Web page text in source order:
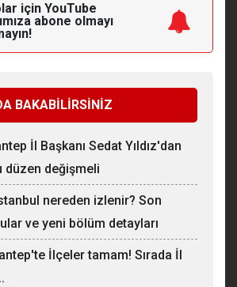
için YouTube
abone olmayı
BAKABİLİRSİNİZ
İl Başkanı Sedat Yıldız'dan
düzen değişmeli
nereden izlenir? Son
ve yeni bölüm detayları
İlçeler tamam! Sırada İl